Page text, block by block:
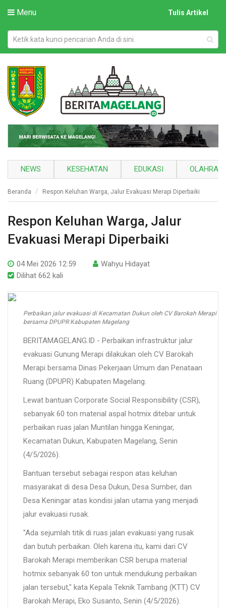
Menu Tulis Artikel
NEWS KESEHATAN EDUKASI
Beranda Respon Keluhan Warga, Jalur Evakuasi Merapi Diperbaiki
Respon Keluhan Warga, Jalur
Evakuasi Merapi Diperbaiki
04 Mei 2026 12:59
Wahyu Hidayat
Dilihat 662 kali
Perbaikan jalur evakuasi di Kecamatan Dukun oleh CV Barokah Merapi
bersama DPUPR Kabupaten Magelang
BERITAMAGELANG.ID - Perbaikan infrastruktur jalur
evakuasi Gunung Merapi dilakukan oleh CV Barokah
Merapi bersama Dinas Pekerjaan Umum dan Penataan
Ruang (DPUPR) Kabupaten Magelang.
Lewat bantuan Corporate Social Responsibility (CSR),
sebanyak 60 ton material aspal hotmix ditebar untuk
perbaikan ruas jalan Muntilan hingga Keningar,
Kecamatan Dukun, Kabupaten Magelang, Senin
(4/5/2026).
Bantuan tersebut sebagai respon atas keluhan
masyarakat di desa Desa Dukun, Desa Sumber, dan
Desa Keningar atas kondisi jalan utama yang menjadi
jalur evakuasi rusak.
"Ada sejumlah titik di ruas jalan evakuasi yang rusak
dan butuh perbaikan. Oleh karena itu, kami dari CV
Barokah Merapi memberikan CSR berupa material
hotmix sebanyak 60 ton untuk mendukung perbaikan
jalan tersebut," kata Kepala Teknik Tambang (KTT) CV
Barokah Merapi, Eko Susanto, Senin (4/5/2026).